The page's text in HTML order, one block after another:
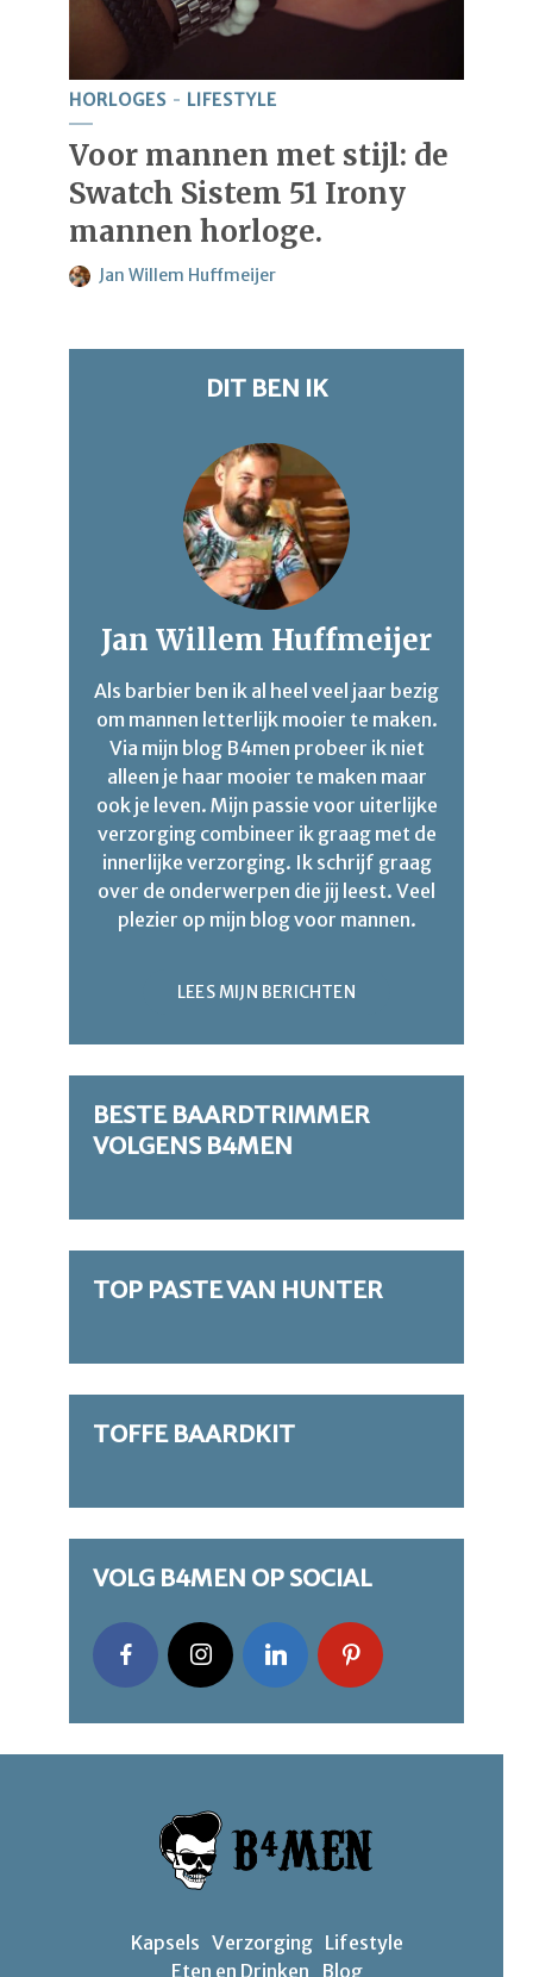
HORLOGES LIFESTYLE
Voor mannen met stijl: de
Swatch Sistem 51 Irony
mannen horloge.
Jan Willem Huffmeijer
DIT BEN IK
Jan Willem Huffmeijer
Als barbier ben ik al heel veel jaar bezig
om mannen letterlijk mooier te maken.
Via mijn blog B4men probeer ik niet
alleen je haar mooier te maken maar
ook je leven. Mijn passie voor uiterlijke
verzorging combineer ik graag met de
innerlijke verzorging. Ik schrijf graag
over de onderwerpen die jij leest. Veel
plezier op mijn blog voor mannen.
LEES MIJN BERICHTEN
BESTE BAARDTRIMMER
VOLGENS B4MEN
TOP PASTE VAN HUNTER
TOFFE BAARDKIT
VOLG B4MEN OP SOCIAL
Kapsels Verzorging Lifestyle
Eten en Drinken
Blog